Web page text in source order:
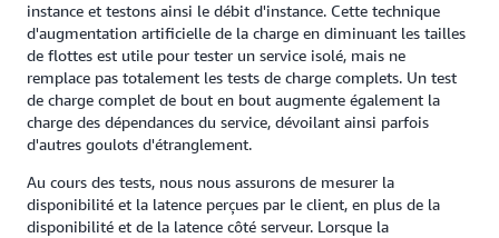
instance et testons ainsi le débit d'instance. Cette technique
d'augmentation artificielle de la charge en diminuant les tailles
de flottes est utile pour tester un service isolé, mais ne
remplace pas totalement les tests de charge complets. Un test
de charge complet de bout en bout augmente également la
charge des dépendances du service, dévoilant ainsi parfois
d'autres goulots d'étranglement.
Au cours des tests, nous nous assurons de mesurer la
disponibilité et la latence perçues par le client, en plus de la
disponibilité et de la latence côté serveur. Lorsque la